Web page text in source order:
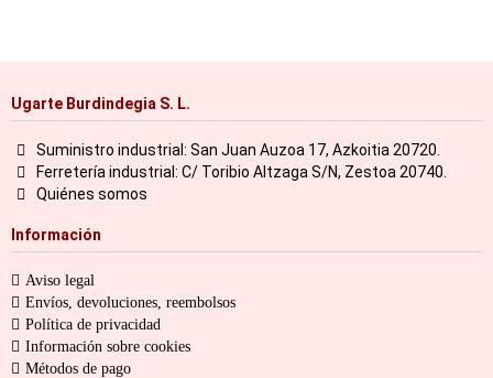
Ugarte Burdindegia S. L.
Suministro industrial: San Juan Auzoa 17, Azkoitia 20720.
Ferretería industrial: C/ Toribio Altzaga S/N, Zestoa 20740.
Quiénes somos
Información
Aviso legal
Envíos, devoluciones, reembolsos
Política de privacidad
Información sobre cookies
Métodos de pago